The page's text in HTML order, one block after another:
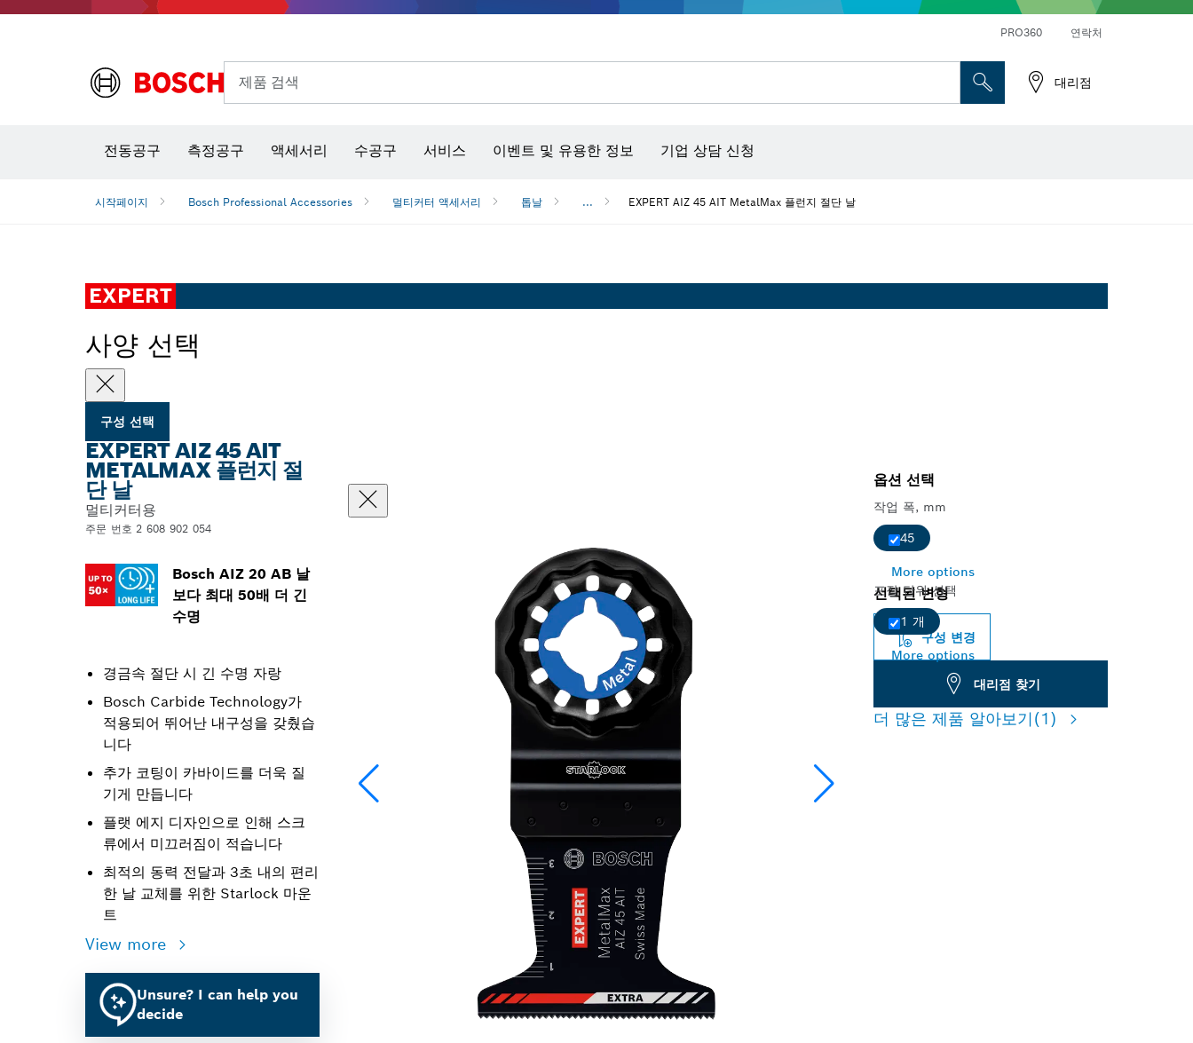
PRO360 연락처
제품 검색 대리점
전동공구 측정공구 액세서리 수공구 서비스 이벤트 및 유용한 정보 기업 상담 신청
시작페이지 Bosch Professional Accessories 멀티커터 액세서리 톱날 ... EXPERT AIZ 45 AIT MetalMax 플런지 절단 날
EXPERT
사양 선택
구성 선택
EXPERT AIZ 45 AIT
METALMAX 플런지 절
단 날
멀티커터용
주문 번호 2 608 902 054
Bosch AIZ 20 AB 날
보다 최대 50배 더 긴
수명
경금속 절단 시 긴 수명 자랑
Bosch Carbide Technology가
적용되어 뛰어난 내구성을 갖췄습
니다
추가 코팅이 카바이드를 더욱 질
기게 만듭니다
플랫 에지 디자인으로 인해 스크
류에서 미끄러짐이 적습니다
최적의 동력 전달과 3초 내의 편리
한 날 교체를 위한 Starlock 마운
트
View more
Unsure? I can help you
decide
옵션 선택
작업 폭, mm
45
More options
포장 단위 선택
1 개
More options
선택된 변형
구성 변경
대리점 찾기
더 많은 제품 알아보기(1)